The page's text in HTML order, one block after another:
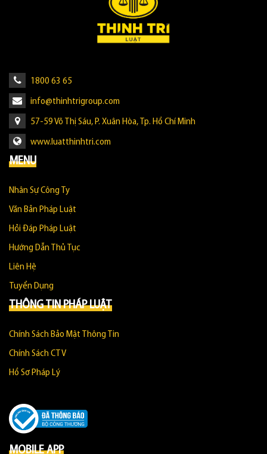
1800 63 65
info@thinhtrigroup.com
57-59 Võ Thị Sáu, P. Xuân Hòa, Tp. Hồ Chí Minh
www.luatthinhtri.com
MENU
Nhân Sự Công Ty
Văn Bản Pháp Luật
Hỏi Đáp Pháp Luật
Hướng Dẫn Thủ Tục
Liên Hệ
Tuyển Dụng
THÔNG TIN PHÁP LUẬT
Chính Sách Bảo Mật Thông Tin
Chính Sách CTV
Hồ Sơ Pháp Lý
MOBILE APP